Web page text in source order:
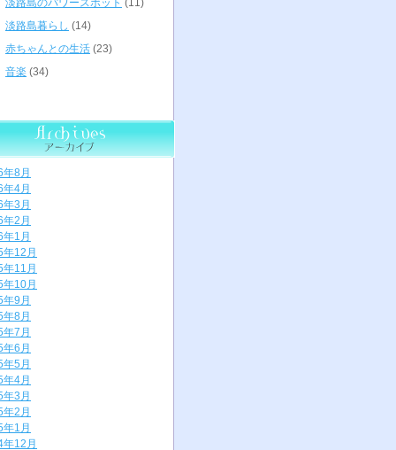
淡路島のパワースポット (11)
淡路島暮らし (14)
赤ちゃんとの生活 (23)
音楽 (34)
年8月
年4月
年3月
年2月
年1月
年12月
年11月
年10月
年9月
年8月
年7月
年6月
年5月
年4月
年3月
年2月
年1月
年12月